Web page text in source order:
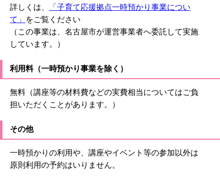
詳しくは、
「子育て応援拠点一時預かり事業につい
て」
をご覧ください
（この事業は、名古屋市が運営事業者へ委託して実施
しています。）
利用料（一時預かり事業を除く）
無料（講座等の材料費などの実費相当についてはご負
担いただくことがあります。）
その他
一時預かりの利用や、講座やイベント等の参加以外は
原則利用の予約はいりません。